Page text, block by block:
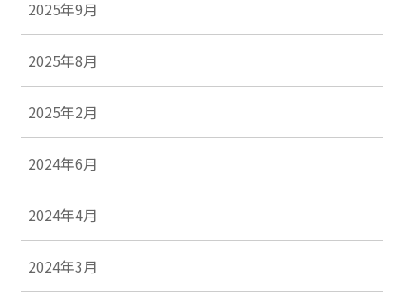
2025年9月
2025年8月
2025年2月
2024年6月
2024年4月
2024年3月